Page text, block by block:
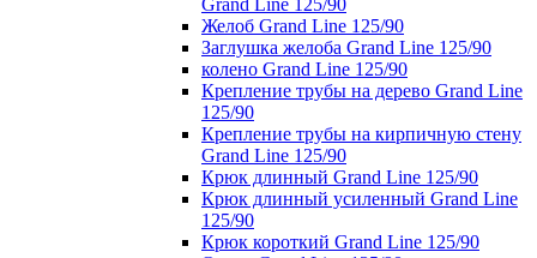
Grand Line 125/90
Желоб Grand Line 125/90
Заглушка желоба Grand Line 125/90
колено Grand Line 125/90
Крепление трубы на дерево Grand Line
125/90
Крепление трубы на кирпичную стену
Grand Line 125/90
Крюк длинный Grand Line 125/90
Крюк длинный усиленный Grand Line
125/90
Крюк короткий Grand Line 125/90